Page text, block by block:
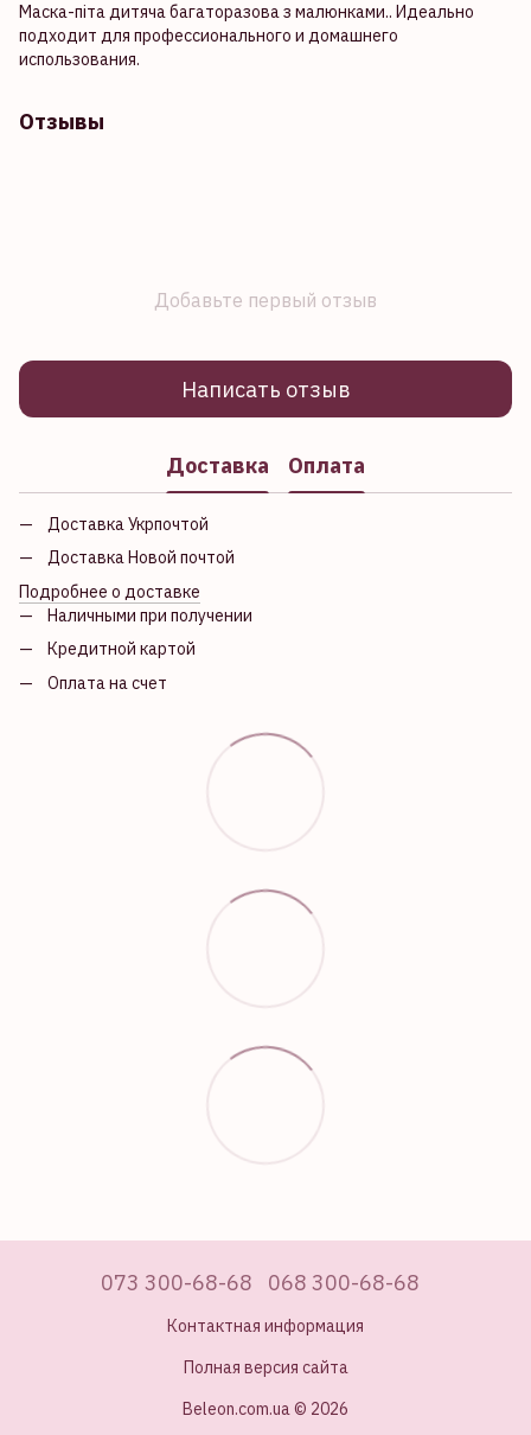
Маска-піта дитяча багаторазова з малюнками.. Идеально
подходит для профессионального и домашнего
использования.
Отзывы
Добавьте первый отзыв
Написать отзыв
Доставка Оплата
Доставка Укрпочтой
Доставка Новой почтой
Подробнее о доставке
Наличными при получении
Кредитной картой
Оплата на счет
073 300-68-68 068 300-68-68
Контактная информация
Полная версия сайта
Beleon.com.ua © 2026